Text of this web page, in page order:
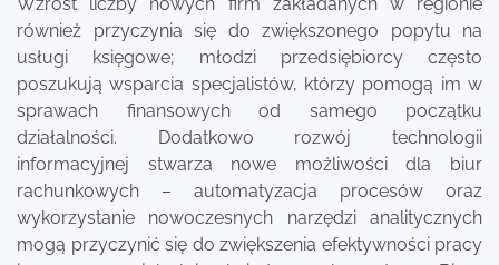
Wzrost liczby nowych firm zakładanych w regionie
również przyczynia się do zwiększonego popytu na
usługi księgowe; młodzi przedsiębiorcy często
poszukują wsparcia specjalistów, którzy pomogą im w
sprawach finansowych od samego początku
działalności. Dodatkowo rozwój technologii
informacyjnej stwarza nowe możliwości dla biur
rachunkowych – automatyzacja procesów oraz
wykorzystanie nowoczesnych narzędzi analitycznych
mogą przyczynić się do zwiększenia efektywności pracy